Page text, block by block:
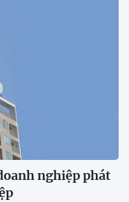
nghiệp phát